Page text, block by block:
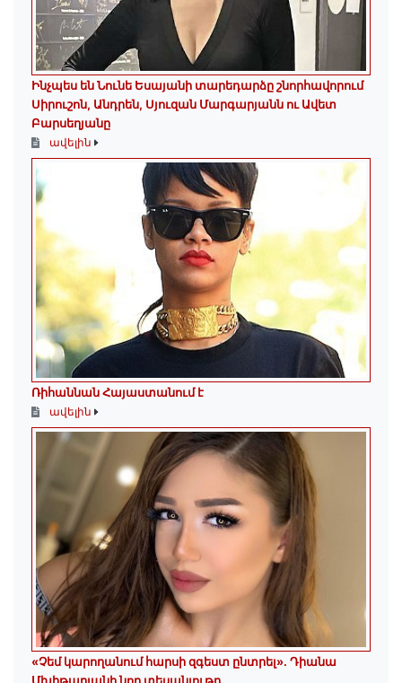
Ինչպես են Նունե Եսայանի տարեդարձը շնորհավորում
Սիրուշոն, Անդրեն, Սյուզան Մարգարյանն ու Ավետ
Բարսեղյանը
ավելին
Ռիհաննան Հայաստանում է
ավելին
«Չեմ կարողանում հարսի զգեստ ընտրել». Դիանա